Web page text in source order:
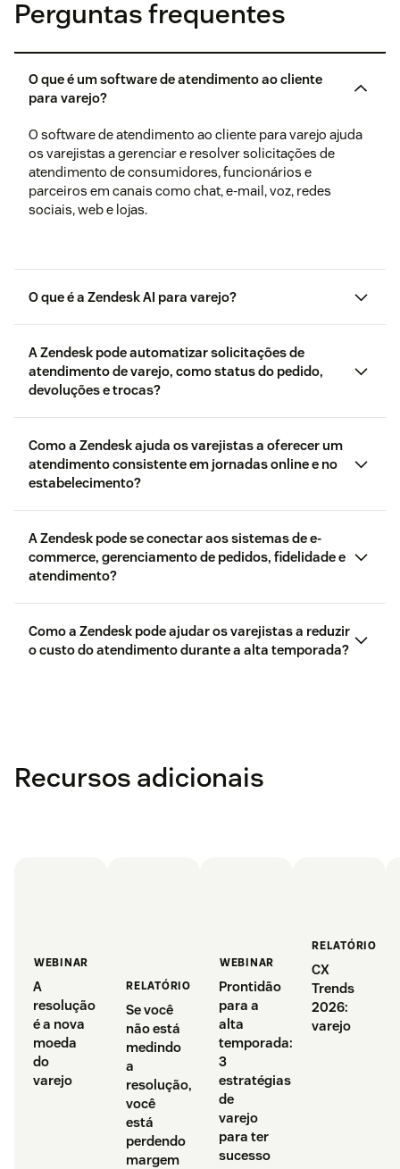
Perguntas frequentes
O que é um software de atendimento ao cliente
para varejo?
O software de atendimento ao cliente para varejo ajuda
os varejistas a gerenciar e resolver solicitações de
atendimento de consumidores, funcionários e
parceiros em canais como chat, e-mail, voz, redes
sociais, web e lojas.
O que é a Zendesk AI para varejo?
A Zendesk pode automatizar solicitações de
atendimento de varejo, como status do pedido,
devoluções e trocas?
Como a Zendesk ajuda os varejistas a oferecer um
atendimento consistente em jornadas online e no
estabelecimento?
A Zendesk pode se conectar aos sistemas de e-
commerce, gerenciamento de pedidos, fidelidade e
atendimento?
Como a Zendesk pode ajudar os varejistas a reduzir
o custo do atendimento durante a alta temporada?
Recursos adicionais
WEBINAR
A
resolução
é a nova
moeda
do
varejo
RELATÓRIO
Se você
não está
medindo
a
resolução,
você
está
perdendo
margem
WEBINAR
Prontidão
para a
alta
temporada:
3
estratégias
de
varejo
para ter
sucesso
RELATÓRIO
CX
Trends
2026:
varejo